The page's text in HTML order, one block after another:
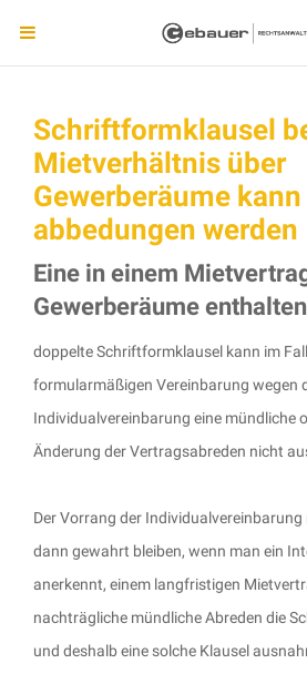
Schriftformklausel
Mietverhältnis über
Gewerberäume kann
abbedungen werden
Eine in einem
Gewerberäume
doppelte Schriftformklausel kann im
formularmäßigen Vereinbarung wegen
Individualvereinbarung eine mündliche
Änderung der Vertragsabreden nicht
Der Vorrang der Individualvereinbarung
dann gewahrt bleiben, wenn man ein
anerkennt, einem langfristigen
nachträgliche mündliche Abreden die
und deshalb eine solche Klausel